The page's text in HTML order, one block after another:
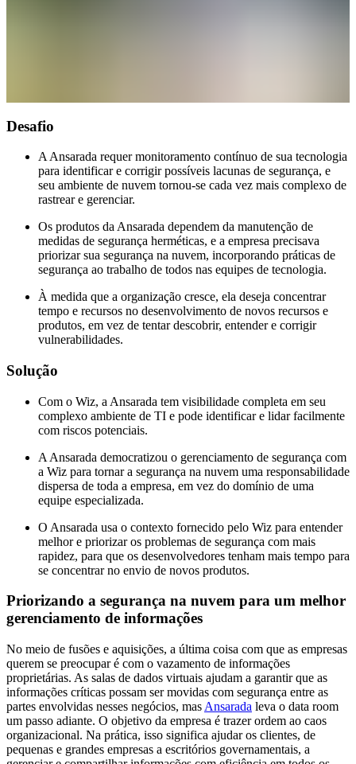
Desafio
A Ansarada requer monitoramento contínuo de sua tecnologia
para identificar e corrigir possíveis lacunas de segurança, e
seu ambiente de nuvem tornou-se cada vez mais complexo de
rastrear e gerenciar.
Os produtos da Ansarada dependem da manutenção de
medidas de segurança herméticas, e a empresa precisava
priorizar sua segurança na nuvem, incorporando práticas de
segurança ao trabalho de todos nas equipes de tecnologia.
À medida que a organização cresce, ela deseja concentrar
tempo e recursos no desenvolvimento de novos recursos e
produtos, em vez de tentar descobrir, entender e corrigir
vulnerabilidades.
Solução
Com o Wiz, a Ansarada tem visibilidade completa em seu
complexo ambiente de TI e pode identificar e lidar facilmente
com riscos potenciais.
A Ansarada democratizou o gerenciamento de segurança com
a Wiz para tornar a segurança na nuvem uma responsabilidade
dispersa de toda a empresa, em vez do domínio de uma
equipe especializada.
O Ansarada usa o contexto fornecido pelo Wiz para entender
melhor e priorizar os problemas de segurança com mais
rapidez, para que os desenvolvedores tenham mais tempo para
se concentrar no envio de novos produtos.
Priorizando a segurança na nuvem para um melhor
gerenciamento de informações
No meio de fusões e aquisições, a última coisa com que as empresas
querem se preocupar é com o vazamento de informações
proprietárias. As salas de dados virtuais ajudam a garantir que as
informações críticas possam ser movidas com segurança entre as
partes envolvidas nesses negócios, mas Ansarada leva o data room
um passo adiante. O objetivo da empresa é trazer ordem ao caos
organizacional. Na prática, isso significa ajudar os clientes, de
pequenas e grandes empresas a escritórios governamentais, a